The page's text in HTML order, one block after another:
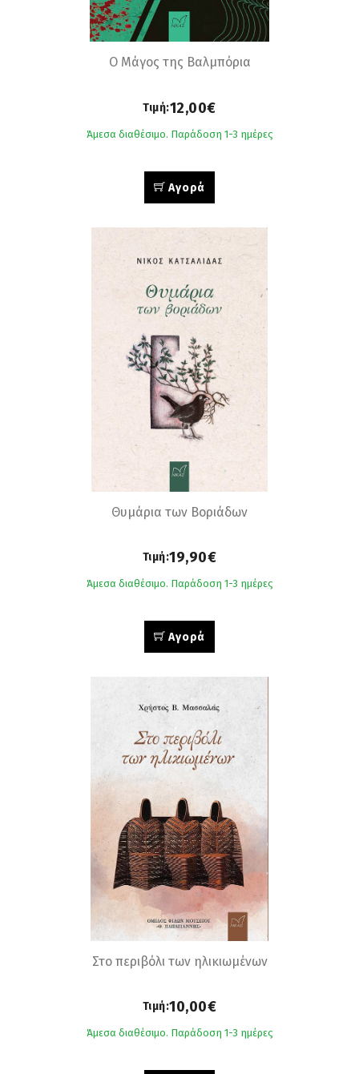
Ο Μάγος της Βαλμπόρια
Τιμή:12,00€
Άμεσα διαθέσιμο. Παράδοση 1-3 ημέρες
Αγορά
Θυμάρια των Βοριάδων
Τιμή:19,90€
Άμεσα διαθέσιμο. Παράδοση 1-3 ημέρες
Αγορά
Στο περιβόλι των ηλικιωμένων
Τιμή:10,00€
Άμεσα διαθέσιμο. Παράδοση 1-3 ημέρες